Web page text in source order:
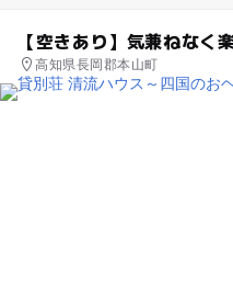
【空きあり】気兼ねなく
高知県長岡郡本山町